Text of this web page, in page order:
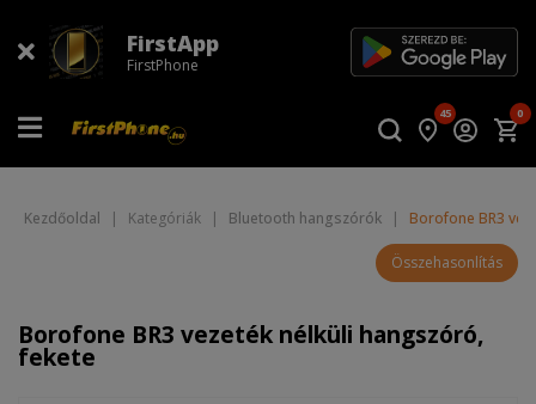
FirstApp
FirstPhone
45 0
Kezdőoldal | Kategóriák | Bluetooth hangszórók | Borofone BR3
Összehasonlítás
Borofone BR3 vezeték nélküli hangszóró,
fekete